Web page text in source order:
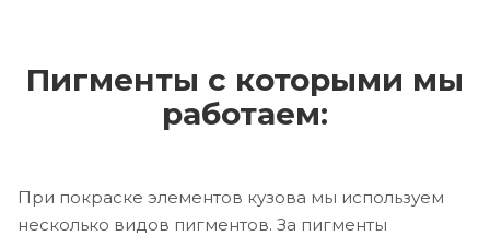
Пигменты с которыми мы
работаем:
При покраске элементов кузова мы используем
несколько видов пигментов. За пигменты